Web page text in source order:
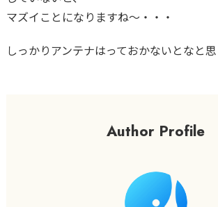
マズイことになりますね〜・・・
しっかりアンテナはっておかないとなと思
Author Profile